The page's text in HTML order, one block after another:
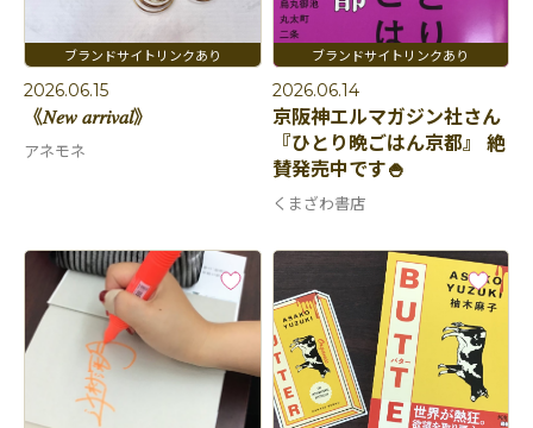
2026.06.15
《𝑁𝑒𝑤 𝑎𝑟𝑟𝑖𝑣𝑎𝑙》
アネモネ
2026.06.14
京阪神エルマガジン社さん
『ひとり晩ごはん京都』 絶
賛発売中です🍚
くまざわ書店